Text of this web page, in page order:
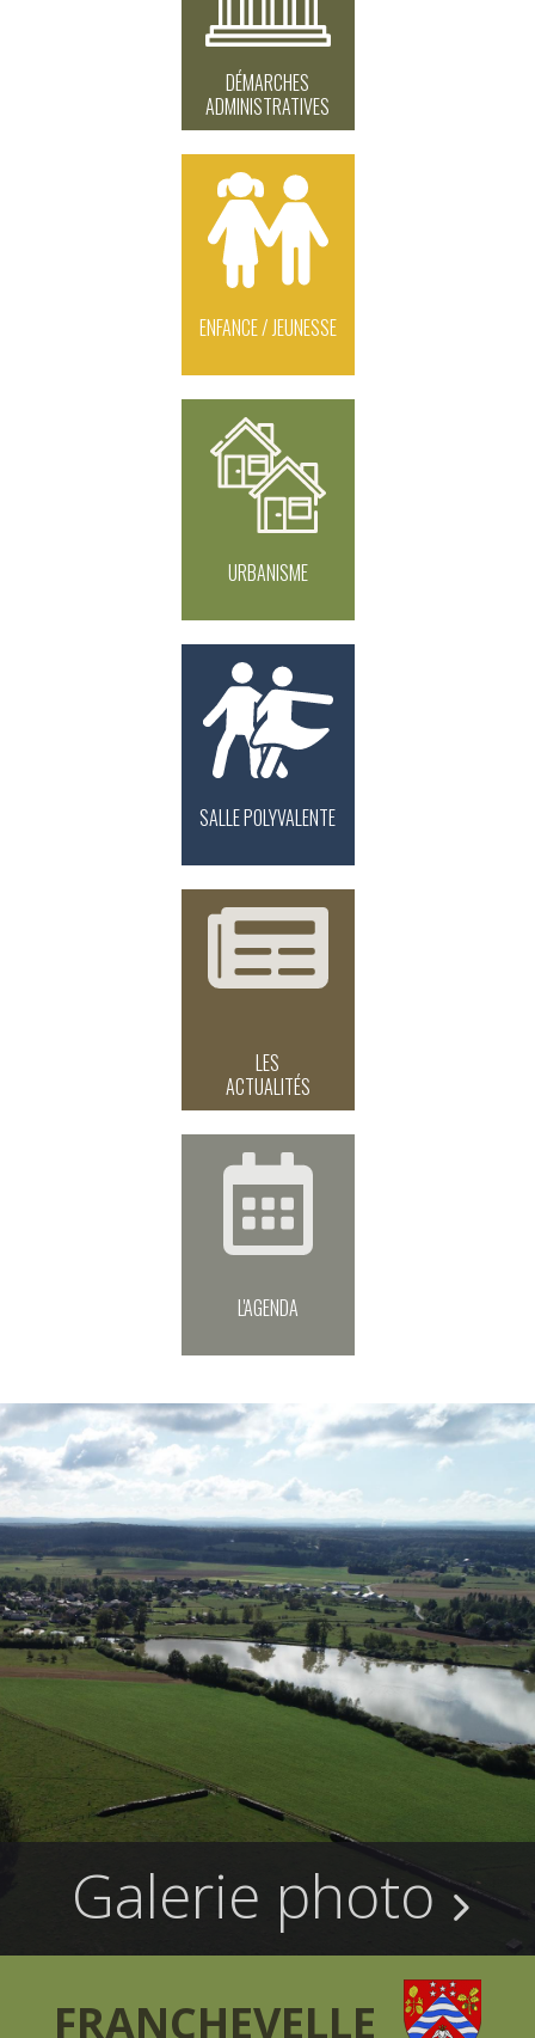
DÉMARCHES
ADMINISTRATIVES
ENFANCE / JEUNESSE
URBANISME
SALLE POLYVALENTE
LES
ACTUALITÉS
L'AGENDA
Galerie photo
FRANCHEVELLE